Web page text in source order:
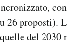
26 proposti).
del 2030